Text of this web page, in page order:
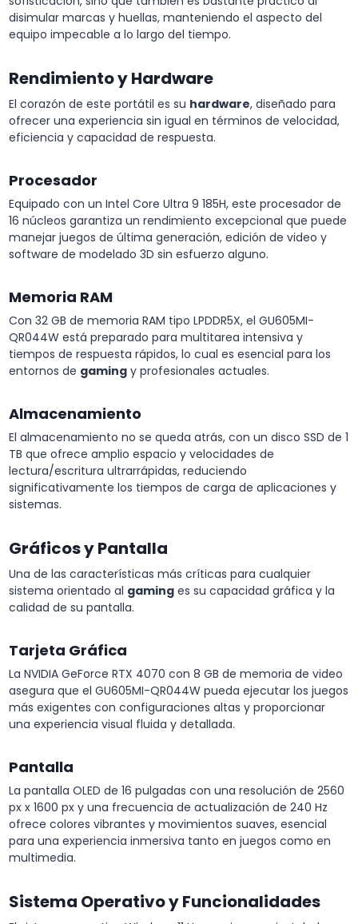
disimular marcas y huellas, manteniendo el aspecto del
equipo impecable a lo largo del tiempo.
Rendimiento y Hardware
El corazón de este portátil es su hardware, diseñado para
ofrecer una experiencia sin igual en términos de velocidad,
eficiencia y capacidad de respuesta.
Procesador
Equipado con un Intel Core Ultra 9 185H, este procesador de
16 núcleos garantiza un rendimiento excepcional que puede
manejar juegos de última generación, edición de video y
software de modelado 3D sin esfuerzo alguno.
Memoria RAM
Con 32 GB de memoria RAM tipo LPDDR5X, el GU605MI-
QR044W está preparado para multitarea intensiva y
tiempos de respuesta rápidos, lo cual es esencial para los
entornos de gaming y profesionales actuales.
Almacenamiento
El almacenamiento no se queda atrás, con un disco SSD de 1
TB que ofrece amplio espacio y velocidades de
lectura/escritura ultrarrápidas, reduciendo
significativamente los tiempos de carga de aplicaciones y
sistemas.
Gráficos y Pantalla
Una de las características más críticas para cualquier
sistema orientado al gaming es su capacidad gráfica y la
calidad de su pantalla.
Tarjeta Gráfica
La NVIDIA GeForce RTX 4070 con 8 GB de memoria de video
asegura que el GU605MI-QR044W pueda ejecutar los juegos
más exigentes con configuraciones altas y proporcionar
una experiencia visual fluida y detallada.
Pantalla
La pantalla OLED de 16 pulgadas con una resolución de 2560
px x 1600 px y una frecuencia de actualización de 240 Hz
ofrece colores vibrantes y movimientos suaves, esencial
para una experiencia inmersiva tanto en juegos como en
multimedia.
Sistema Operativo y Funcionalidades